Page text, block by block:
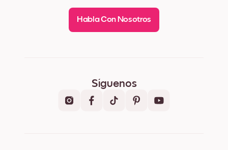
Habla Con Nosotros
Síguenos